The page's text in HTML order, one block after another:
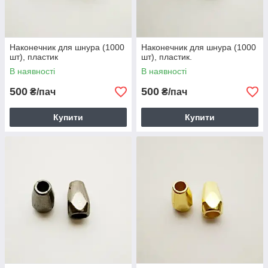
Наконечник для шнура (1000
шт), пластик
В наявності
500 ₴/пач
Купити
Наконечник для шнура (1000
шт), пластик.
В наявності
500 ₴/пач
Купити